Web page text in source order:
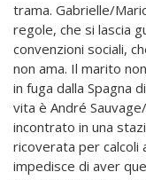
trama. Gabrielle/
regole, che si lascia
convenzioni sociali,
non ama. Il marito
in fuga dalla Spagna
vita è André
incontrato in una
ricoverata per calcoli
impedisce di aver